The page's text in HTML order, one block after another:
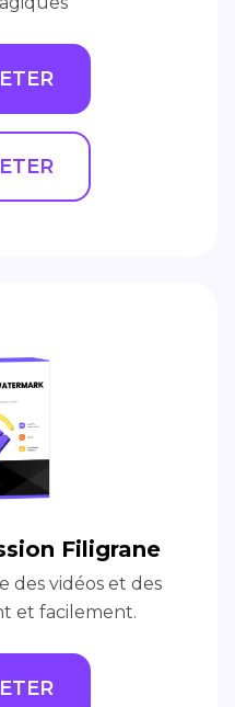
Filigrane
des vidéos et des
et facilement.